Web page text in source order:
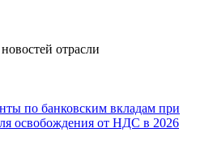
отрасли